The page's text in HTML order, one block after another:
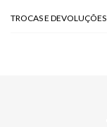
TROCAS E DEVOLUÇÕES